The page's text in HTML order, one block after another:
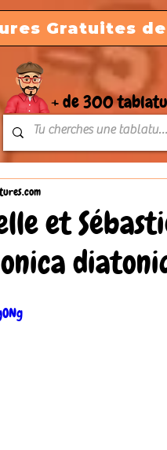
Gratuites de
+ de 300
et